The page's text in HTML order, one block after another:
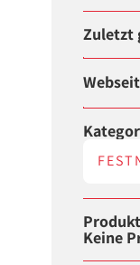
Zuletzt
Keine